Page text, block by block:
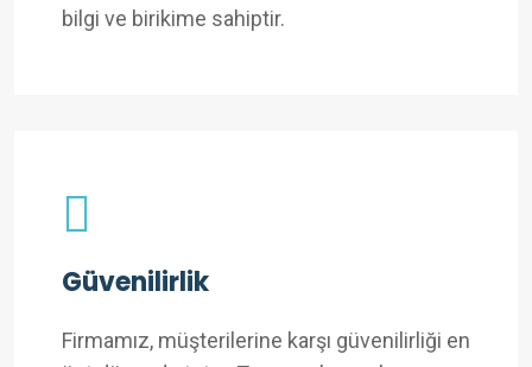
bilgi ve birikime sahiptir.
Güvenilirlik
Firmamız, müşterilerine karşı güvenilirliği en